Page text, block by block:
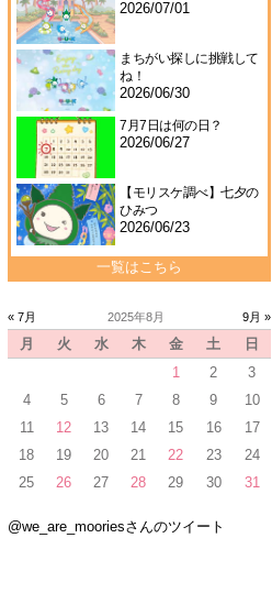
2026/07/01
まちがい探しに挑戦して
ね！
2026/06/30
7月7日は何の日？
2026/06/27
【モリスケ調べ】七夕の
ひみつ
2026/06/23
一覧はこちら
« 7月 2025年8月 9月 »
月 火 水 木 金 土
日
1
2
3
4
5 6 7 8 9
10
11
12 13 14 15 16
17
18
19 20 21 22 23
24
25
26 27 28 29 30 31
@we_are_mooriesさんのツイート